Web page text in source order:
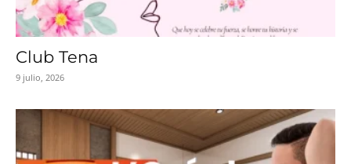
Club Tena
9 julio, 2026